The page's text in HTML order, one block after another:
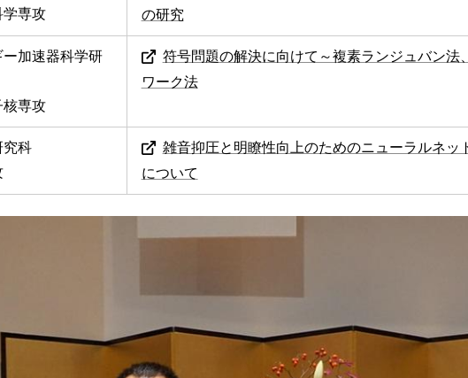
学専攻
の研究
加速器科学研
核専攻
符号問題の解決に向けて～複素ランジュバン法
ワーク法
究科
雑音抑圧と明瞭性向上のためのニューラルネッ
について